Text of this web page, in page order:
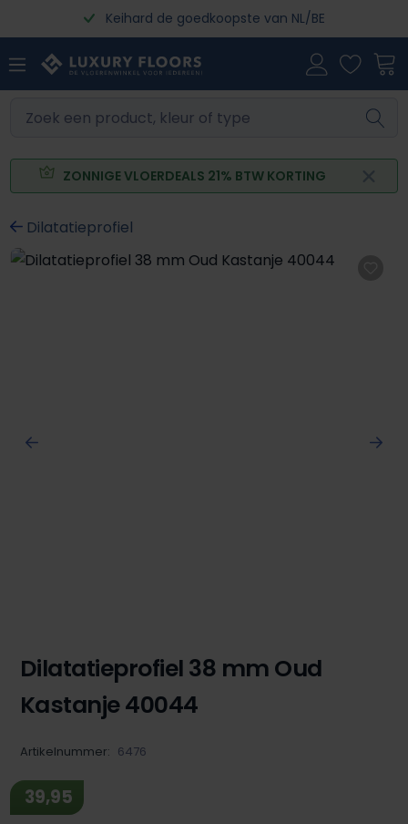
Ga naar de hoofdinhoudKeihard de goedkoopste van NL/BE
ZONNIGE VLOERDEALS 21% BTW KORTING
Dilatatieprofiel
Afbeeldingengalerij overslaan
Dilatatieprofiel 38 mm Oud
Kastanje 40044
Artikelnummer: 6476
39,95